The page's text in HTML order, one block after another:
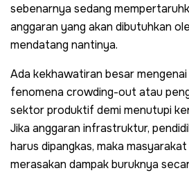
sebenarnya sedang
anggaran yang akan dibutuhkan
mendatang nantinya.
Ada kekhawatiran besar
fenomena crowding-out atau
sektor produktif demi menutupi
Jika anggaran infrastruktur,
harus dipangkas, maka
merasakan dampak buruknya